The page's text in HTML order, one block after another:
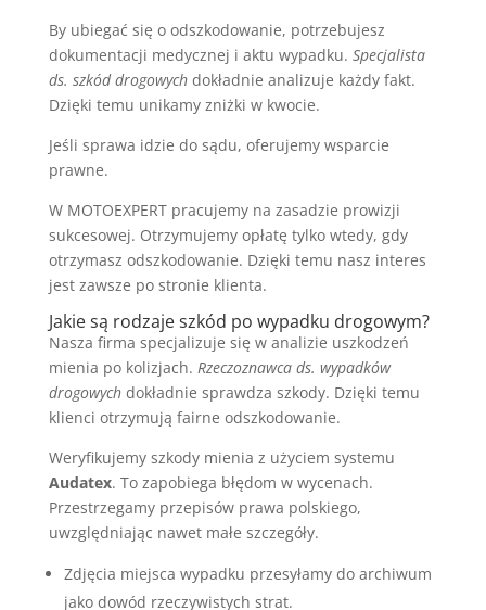
By ubiegać się o odszkodowanie, potrzebujesz
dokumentacji medycznej i aktu wypadku. Specjalista
ds. szkód drogowychdokładnie analizuje każdy fakt.
Dzięki temu unikamy zniżki w kwocie.
Jeśli sprawa idzie do sądu, oferujemy wsparcie
prawne.
W MOTOEXPERT pracujemy na zasadzie prowizji
sukcesowej. Otrzymujemy opłatę tylko wtedy, gdy
otrzymasz odszkodowanie. Dzięki temu nasz interes
jest zawsze po stronie klienta.
Jakie są rodzaje szkód po wypadku drogowym?
Nasza firma specjalizuje się w analizie uszkodzeń
mienia po kolizjach. Rzeczoznawca ds. wypadków
drogowychdokładnie sprawdza szkody. Dzięki temu
klienci otrzymują fairne odszkodowanie.
Weryfikujemy szkody mienia z użyciem systemu
Audatex. To zapobiega błędom w wycenach.
Przestrzegamy przepisów prawa polskiego,
uwzględniając nawet małe szczegóły.
Zdjęcia miejsca wypadku przesyłamy do archiwum
jako dowód rzeczywistych strat.